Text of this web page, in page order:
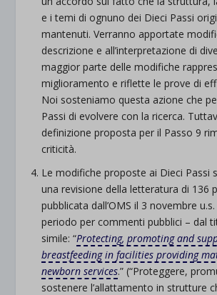
e i temi di ognuno dei Dieci Passi
mantenuti. Verranno apportate
descrizione e all’interpretazione di
maggior parte delle modifiche
miglioramento e riflette le prove di
Noi sosteniamo questa azione che
Passi di evolvere con la ricerca.
definizione proposta per il Passo 9
criticità.
Le modifiche proposte ai Dieci Passi
una revisione della letteratura di 136
pubblicata dall’OMS il 3 novembre
periodo per commenti pubblici – dal
simile: “Protecting, promoting and
breastfeeding in facilities providing
newborn services.” (“Proteggere,
sostenere l’allattamento in strutture